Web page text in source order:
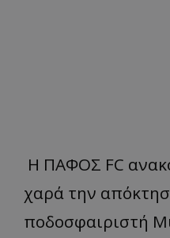
Η ΠΑΦΟΣ FC
χαρά την
ποδοσφαιριστή